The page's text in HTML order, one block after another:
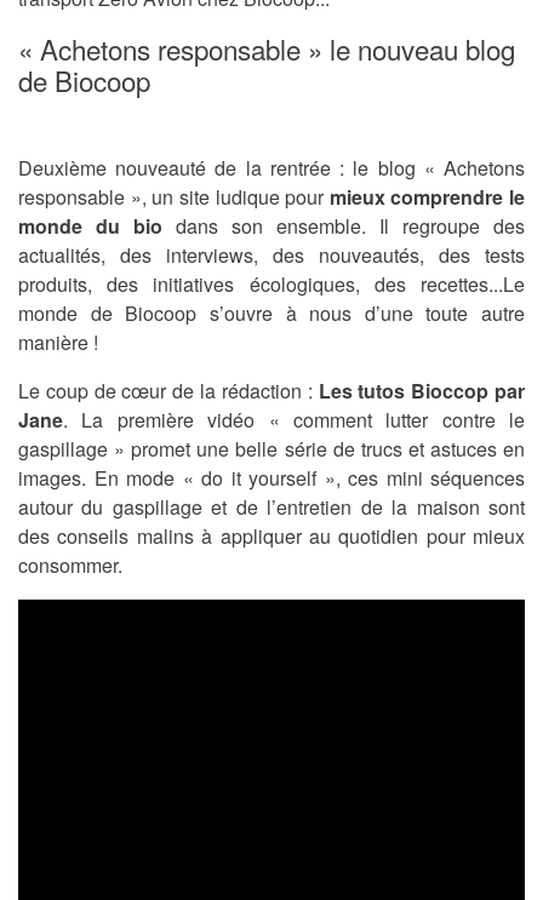
« Achetons responsable » le nouveau blog
de Biocoop
Deuxième nouveauté de la rentrée : le blog « Achetons
responsable », un site ludique pour mieux comprendre le
monde du bio dans son ensemble. Il regroupe des
actualités, des interviews, des nouveautés, des tests
produits, des initiatives écologiques, des recettes...Le
monde de Biocoop s’ouvre à nous d’une toute autre
manière !
Le coup de cœur de la rédaction : Les tutos Bioccop par
Jane. La première vidéo « comment lutter contre le
gaspillage » promet une belle série de trucs et astuces en
images. En mode « do it yourself », ces mini séquences
autour du gaspillage et de l’entretien de la maison sont
des conseils malins à appliquer au quotidien pour mieux
consommer.